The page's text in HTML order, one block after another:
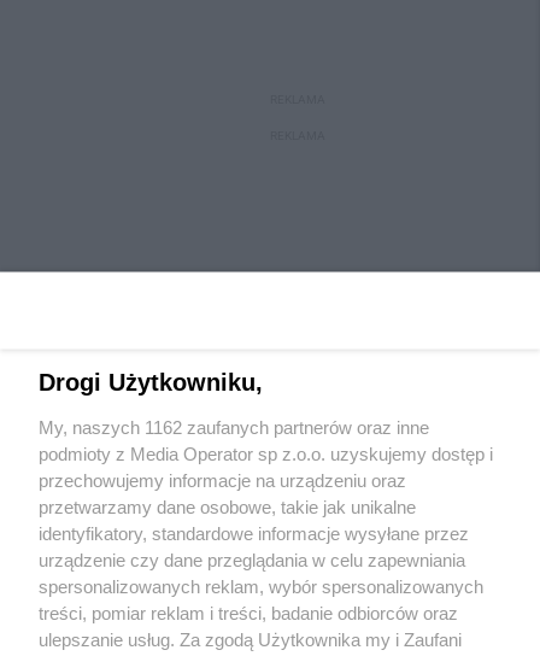
Wydawca mediówlokalnych
Nie zapomnij
zapoznać się z:
polityką prywatności regulamin korzystania z portali
Twojemiasto Skontaktuj się z nami
Drogi Użytkowniku,
My, naszych 1162 zaufanych partnerów oraz inne
podmioty z Media Operator sp z.o.o. uzyskujemy dostęp i
przechowujemy informacje na urządzeniu oraz
przetwarzamy dane osobowe, takie jak unikalne
identyfikatory, standardowe informacje wysyłane przez
urządzenie czy dane przeglądania w celu zapewniania
spersonalizowanych reklam, wybór spersonalizowanych
treści, pomiar reklam i treści, badanie odbiorców oraz
ulepszanie usług. Za zgodą Użytkownika my i Zaufani